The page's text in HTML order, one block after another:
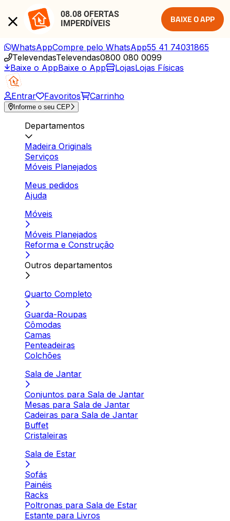
08.08 OFERTAS
IMPERDÍVEIS
BAIXE O APP
WhatsAppCompre pelo WhatsApp55 41 74031865
TelevendasTelevendas0800 080 0099
Baixe o AppBaixe o App LojasLojas Físicas
Entrar Favoritos Carrinho
Informe o seu CEP
Departamentos
Madeira Originals
Serviços
Móveis Planejados
Meus pedidos
Ajuda
Móveis
Móveis Planejados
Reforma e Construção
Outros departamentos
Quarto Completo
Guarda-Roupas
Cômodas
Camas
Penteadeiras
Colchões
Sala de Jantar
Conjuntos para Sala de Jantar
Mesas para Sala de Jantar
Cadeiras para Sala de Jantar
Buffet
Cristaleiras
Sala de Estar
Sofás
Painéis
Racks
Poltronas para Sala de Estar
Estante para Livros